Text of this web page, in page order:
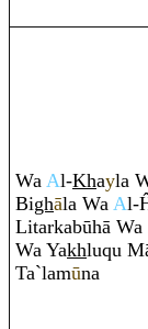
Wa Al-Khayla
Bighāla Wa Al-
Litarkabūhā Wa
Wa Yakhluqu
Ta`lamūna